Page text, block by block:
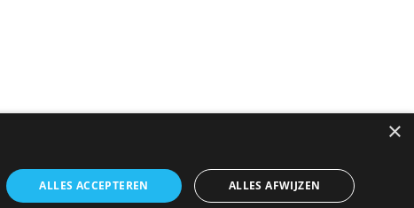
×
ALLES ACCEPTEREN ALLES AFWIJZEN